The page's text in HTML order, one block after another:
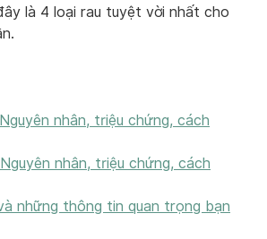
là 4 loại rau tuyệt vời nhất cho
nhân, triệu chứng, cách
nhân, triệu chứng, cách
những thông tin quan trọng bạn